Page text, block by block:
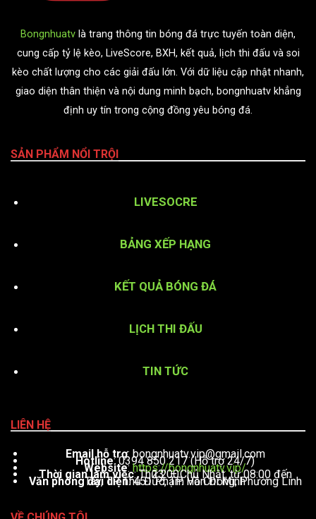
Bongnhuatv là trang thông tin bóng đá trực tuyến toàn diện,
cung cấp tỷ lệ kèo, LiveScore, BXH, kết quả, lịch thi đấu và soi
kèo chất lượng cho các giải đấu lớn. Với dữ liệu cập nhật nhanh,
giao diện thân thiện và nội dung minh bạch, bongnhuatv khẳng
định uy tín trong cộng đồng yêu bóng đá.
SẢN PHẨM NỔI TRỘI
LIVESOCRE
BẢNG XẾP HẠNG
KẾT QUẢ BÓNG ĐÁ
LỊCH THI ĐẤU
TIN TỨC
LIÊN HỆ
Email hỗ trợ:bongnhuatv.vip@gmail.com
Hotline: 0394 850 217 (Hỗ trợ 24/7)
Website:https://bongnhuatv.vip/
Thời gian làm việc : Thứ 2 – Chủ Nhật, từ 08:00 đến 23:00
Văn phòng đại diện: 451 Phạm Văn Đồng, Phường Linh Tây, TP. Thủ Đức, TP. Hồ Chí Minh